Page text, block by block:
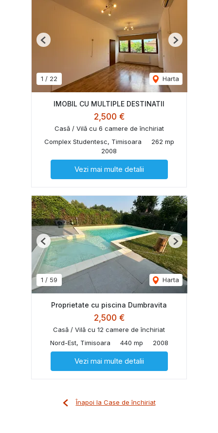
1 / 22 Harta
Previous Next
IMOBIL CU MULTIPLE DESTINATII
2,500 €
Casă / Vilă cu 6 camere de închiriat
Complex Studentesc, Timisoara
262 mp
2008
Vezi mai multe detalii
1 / 59 Harta
Previous Next
Proprietate cu piscina Dumbravita
2,500 €
Casă / Vilă cu 12 camere de închiriat
Nord-Est, Timisoara
440 mp 2008
Vezi mai multe detalii
Înapoi la Case de închiriat